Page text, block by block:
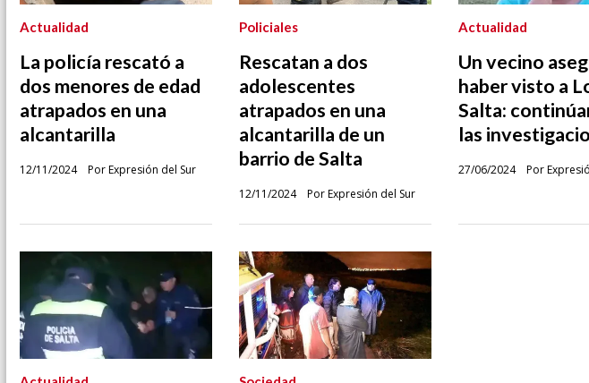
La policía rescató a
dos menores de edad
atrapados en una
alcantarilla
Por Expresión del Sur
Actualidad
12/11/2024
Rescatan a dos
adolescentes
atrapados en una
alcantarilla de un
barrio de Salta
Por Expresión del Sur
Policiales
12/11/2024
Un vecino
haber visto a
Salta:
las
Por
Actualidad
27/06/2024